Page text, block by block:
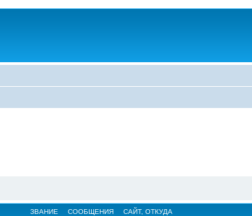
ЗВАНИЕ СООБЩЕНИЯ САЙТ, ОТКУДА